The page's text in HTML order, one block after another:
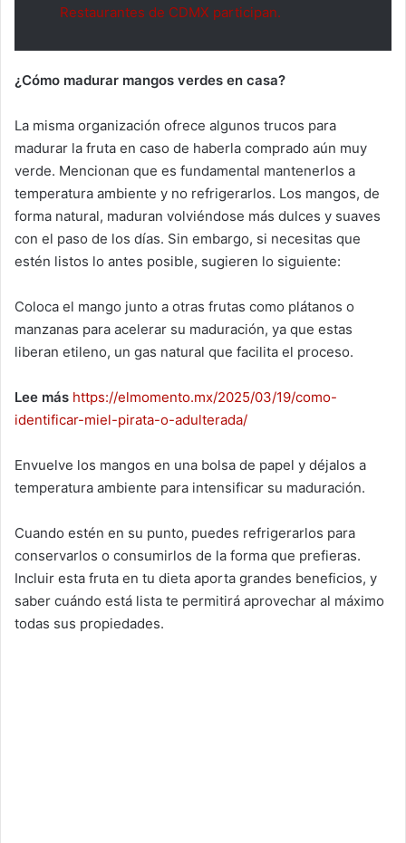
Restaurantes de CDMX participan.
¿Cómo madurar mangos verdes en casa?
La misma organización ofrece algunos trucos para
madurar la fruta en caso de haberla comprado aún muy
verde. Mencionan que es fundamental mantenerlos a
temperatura ambiente y no refrigerarlos. Los mangos, de
forma natural, maduran volviéndose más dulces y suaves
con el paso de los días. Sin embargo, si necesitas que
estén listos lo antes posible, sugieren lo siguiente:
Coloca el mango junto a otras frutas como plátanos o
manzanas para acelerar su maduración, ya que estas
liberan etileno, un gas natural que facilita el proceso.
Lee más https://elmomento.mx/2025/03/19/como-
identificar-miel-pirata-o-adulterada/
Envuelve los mangos en una bolsa de papel y déjalos a
temperatura ambiente para intensificar su maduración.
Cuando estén en su punto, puedes refrigerarlos para
conservarlos o consumirlos de la forma que prefieras.
Incluir esta fruta en tu dieta aporta grandes beneficios, y
saber cuándo está lista te permitirá aprovechar al máximo
todas sus propiedades.